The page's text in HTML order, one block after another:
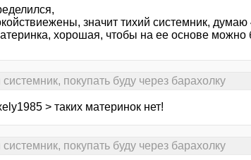
значит тихий системник,
хорошая, чтобы на ее основе
покупать буду через барахолку
> таких материнок нет!
покупать буду через барахолку